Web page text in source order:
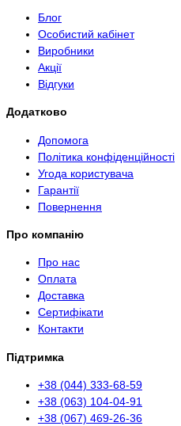
Блог
Особистий кабінет
Виробники
Акції
Відгуки
Додатково
Допомога
Політика конфіденційності
Угода користувача
Гарантії
Повернення
Про компанію
Про нас
Оплата
Доставка
Сертифікати
Контакти
Підтримка
+38 (044) 333-68-59
+38 (063) 104-04-91
+38 (067) 469-26-36